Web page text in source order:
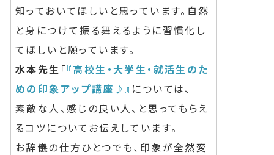
知っておいてほしいと思っています。自然
と身につけて振る舞えるように習慣化し
てほしいと願っています。
水本先生 「『高校生・大学生・就活生のた
めの印象アップ講座♪』 については、
素敵な人、感じの良い人、と思ってもらえ
るコツについてお伝えしています。
お辞儀の仕方ひとつでも、印象が全然変